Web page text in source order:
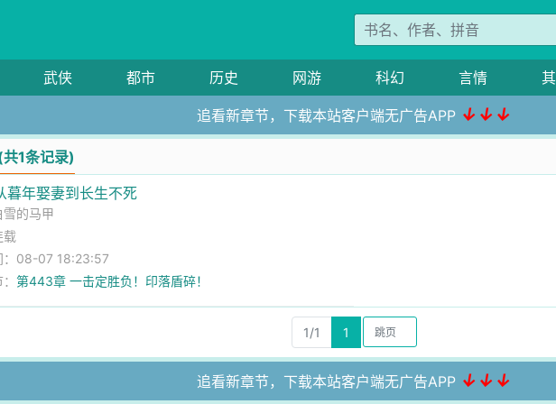
武侠 都市 历史 网游 科幻 言情
追看新章节，下载本站客户端无广告APP ↓↓↓
1条记录)
暮年娶妻到长生不死
雪的马甲
载
：08-07 18:23:57
：第443章 一击定胜负！印落盾碎！
1/1 1
追看新章节，下载本站客户端无广告APP ↓↓↓